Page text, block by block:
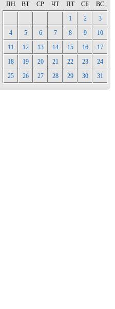
ПН ВТ СР ЧТ ПТ СБ
ВС
1
2
3
4
5 6 7 8 9
10
11
12 13 14 15 16
17
18
19 20 21 22 23
24
25
26 27 28 29 30 31